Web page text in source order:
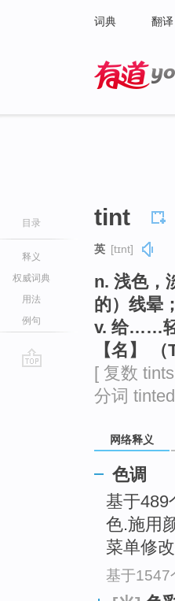
词典 翻译
目录
释义
权威词典
用法
例句
tint
英 [tɪnt]
n. 浅色，
的）线晕
v. 给……轻
【名】
[ 复数
分词
网络释义
色调
基于489
色.施用
菜单修
基于1547